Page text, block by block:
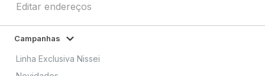
Editar endereços
Campanhas
Linha Exclusiva Nissei